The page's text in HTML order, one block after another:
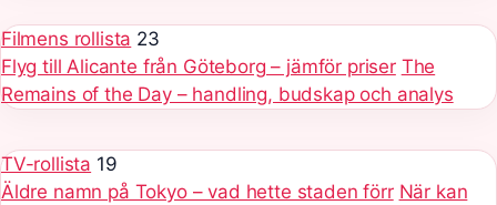
Filmens rollista 23
Flyg till Alicante från Göteborg – jämför priser The
Remains of the Day – handling, budskap och analys
TV-rollista 19
Äldre namn på Tokyo – vad hette staden förr När kan